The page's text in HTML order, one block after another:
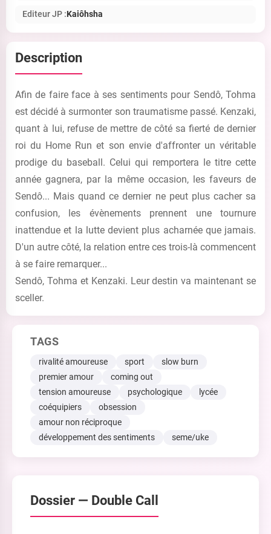
Editeur JP :Kaiôhsha
Description
Afin de faire face à ses sentiments pour Sendô, Tohma
est décidé à surmonter son traumatisme passé. Kenzaki,
quant à lui, refuse de mettre de côté sa fierté de dernier
roi du Home Run et son envie d'affronter un véritable
prodige du baseball. Celui qui remportera le titre cette
année gagnera, par la même occasion, les faveurs de
Sendô... Mais quand ce dernier ne peut plus cacher sa
confusion, les évènements prennent une tournure
inattendue et la lutte devient plus acharnée que jamais.
D'un autre côté, la relation entre ces trois-là commencent
à se faire remarquer...
Sendô, Tohma et Kenzaki. Leur destin va maintenant se
sceller.
TAGS
rivalité amoureuse sport
slow burn
premier amour
coming out
tension amoureuse
psychologique
lycée
coéquipiers
obsession
amour non réciproque
développement des sentiments
seme/uke
Dossier — Double Call